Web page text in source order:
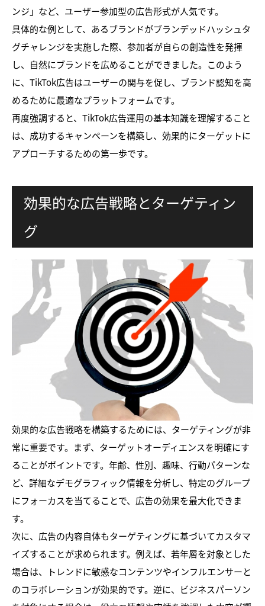
ンジ」など、ユーザー参加型の広告形式が人気です。
具体的な例として、あるブランドがブランデッドハッシュタ
グチャレンジを実施した際、参加者が自らの創造性を発揮
し、自然にブランドを広めることができました。このよう
に、TikTok広告はユーザーの関与を促し、ブランド認知を高
めるために最適なプラットフォームです。
再度強調すると、TikTok広告運用の基本知識を理解すること
は、成功するキャンペーンを構築し、効果的にターゲットに
アプローチするための第一歩です。
効果的な広告戦略とターゲティン
グ
効果的な広告戦略を構築するためには、ターゲティングが非
常に重要です。まず、ターゲットオーディエンスを明確にす
ることがポイントです。年齢、性別、趣味、行動パターンな
ど、詳細なデモグラフィック情報を分析し、特定のグループ
にフォーカスを当てることで、広告の効果を最大化できま
す。
次に、広告の内容自体もターゲティングに基づいてカスタマ
イズすることが求められます。例えば、若年層を対象とした
場合は、トレンドに敏感なコンテンツやインフルエンサーと
のコラボレーションが効果的です。逆に、ビジネスパーソン